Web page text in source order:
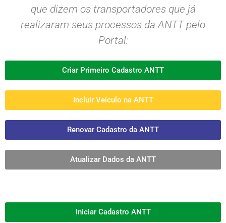
que dizem os transportadores que já
realizaram seus processos da ANTT pelo
Portal:
Criar Primeiro Cadastro ANTT
Incluir Veículo na ANTT
Renovar Cadastro da ANTT
Atualizar Dados da ANTT
Iniciar Cadastro ANTT